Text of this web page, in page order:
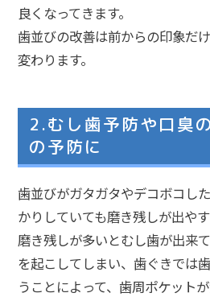
良くなってきます。
歯並びの改善は前からの印象だ
変わります。
2.むし歯予防や口臭
の予防に
歯並びがガタガタやデコボコし
かりしていても磨き残しが出や
磨き残しが多いとむし歯が出来
を起こしてしまい、歯ぐきでは
うことによって、歯周ポケット